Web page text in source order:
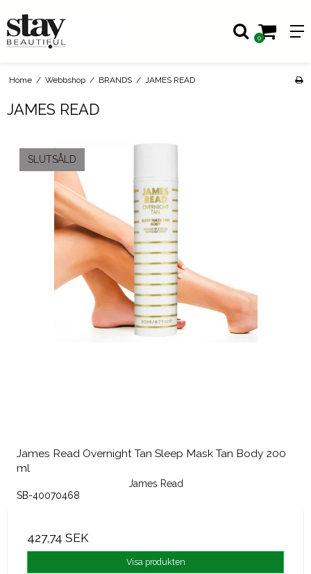
0
Home / Webbshop / BRANDS / JAMES READ
JAMES READ
SLUTSÅLD
James Read Overnight Tan Sleep Mask Tan Body 200
ml
James Read
SB-40070468
427,74 SEK
Visa produkten